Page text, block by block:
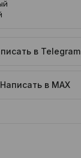
в Telegram
Написать в MAX